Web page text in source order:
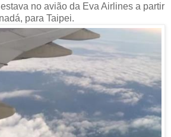
no avião da Eva Airlines a partir
para Taipei.